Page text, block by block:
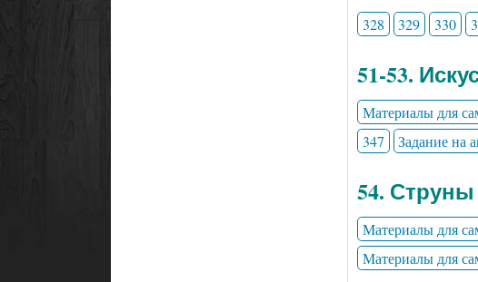
328 329 330
51-53.
Материалы для
347
Задание на
54.
Материалы для
Материалы для